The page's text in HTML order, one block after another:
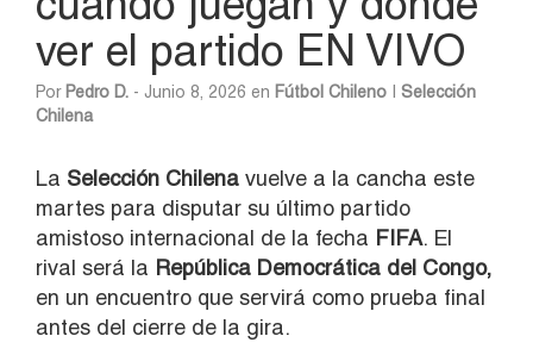
ver el partido EN VIVO
Por Pedro D. - Junio 8, 2026 en Fútbol Chileno
Selección
Chilena
La Selección Chilena vuelve a la cancha este
martes para disputar su último partido
amistoso internacional de la fecha FIFA. El
rival será la República Democrática del Congo,
en un encuentro que servirá como prueba final
antes del cierre de la gira.